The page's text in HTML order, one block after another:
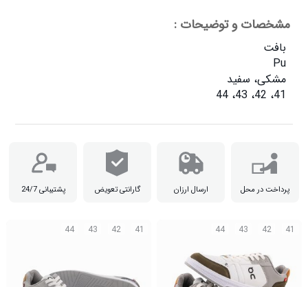
مشخصات و توضیحات :
41، 42، 43، 44
پرداخت در محل ارسال ارزان گارانتی تعویض پشتیبانی 24/7
41
42
43
44 41
42
43
44